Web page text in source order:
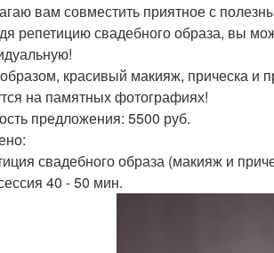
вам совместить приятное с
репетицию свадебного образа, вы
красивый макияж, прическа и
на памятных фотографиях!
предложения: 5500 руб.
свадебного образа (макияж и
40 - 50 мин.